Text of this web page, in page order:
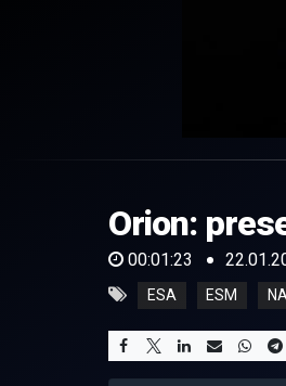
of
23
seconds
0%
Orion:
00:01:23
ESA ESM